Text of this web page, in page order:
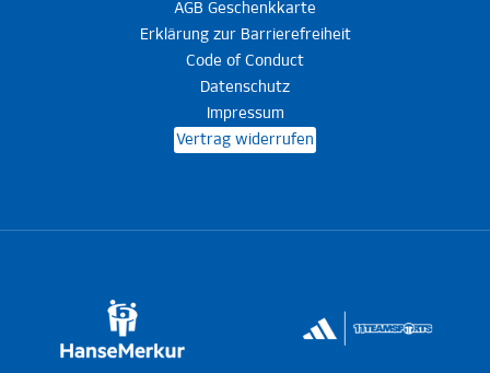
AGB Geschenkkarte
Erklärung zur Barrierefreiheit
Code of Conduct
Datenschutz
Impressum
Vertrag widerrufen